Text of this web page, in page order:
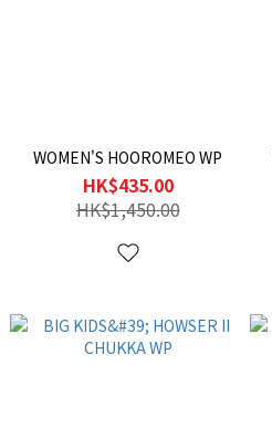
WOMEN'S HOOROMEO WP
HK$435.00
HK$1,450.00